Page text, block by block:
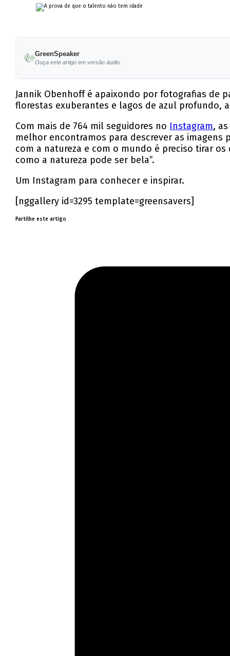
GreenSpeaker
Ouça este artigo em versão áudio.
Jannik Obenhoff é apaixondo por fotografias de
florestas exuberantes e lagos de azul profundo,
Com mais de 764 mil seguidores no Instagram,
melhor encontramos para descrever as
com a natureza e com o mundo é preciso tirar
como a natureza pode ser bela”.
Um Instagram para conhecer e inspirar.
[nggallery id=3295 template=greensavers]
Partilhe este artigo